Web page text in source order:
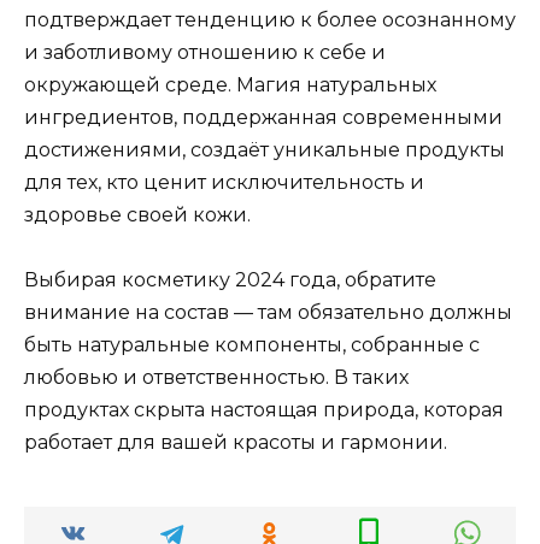
подтверждает тенденцию к более осознанному
и заботливому отношению к себе и
окружающей среде. Магия натуральных
ингредиентов, поддержанная современными
достижениями, создаёт уникальные продукты
для тех, кто ценит исключительность и
здоровье своей кожи.
Выбирая косметику 2024 года, обратите
внимание на состав — там обязательно должны
быть натуральные компоненты, собранные с
любовью и ответственностью. В таких
продуктах скрыта настоящая природа, которая
работает для вашей красоты и гармонии.